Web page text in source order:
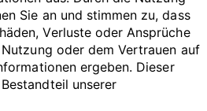
Sie an und stimmen zu, dass
Verluste oder Ansprüche
oder dem Vertrauen auf
ergeben. Dieser
unserer